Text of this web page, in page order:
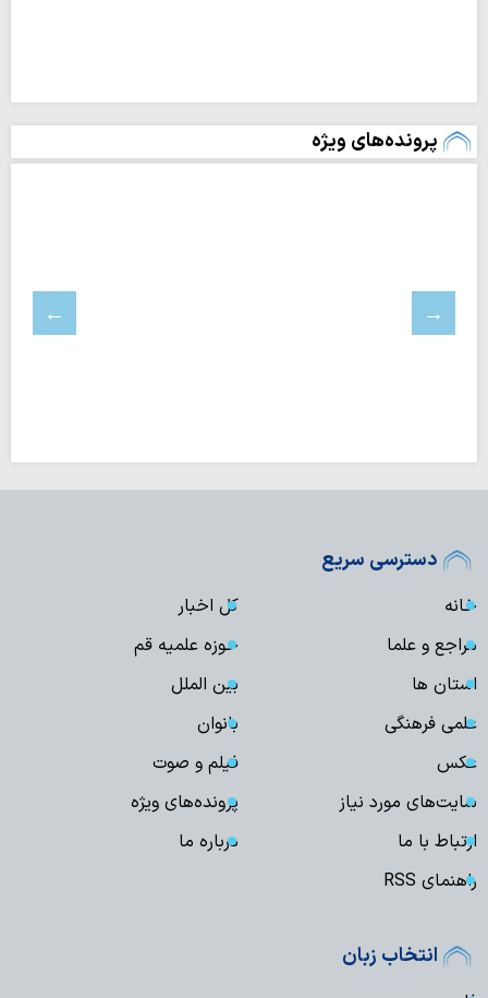
پرونده‌های ویژه
دسترسی سریع
خانه
کل اخبار
مراجع و علما
حوزه علمیه قم
استان ها
بین الملل
علمی فرهنگی
بانوان
عکس
فیلم و صوت
سایت‌های مورد نیاز
پرونده‌های ویژه
ارتباط با ما
درباره ما
راهنمای RSS
انتخاب زبان